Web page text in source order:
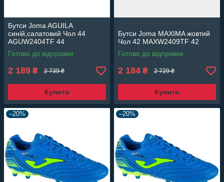
Бутси Joma AGUILA
синій,салатовий Чол 44
AGUW2404TF 44
Готово до відправки
2 189 ₴ 2 739 ₴
Купити
Бутси Joma MAXIMA жовтий
Чол 42 MAXW2409TF 42
Готово до відправки
2 184 ₴ 2 729 ₴
Купити
–20% –20%